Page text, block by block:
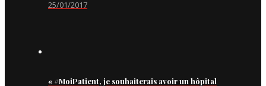
25/01/2017
« #MoiPatient, je souhaiterais avoir un hôpital